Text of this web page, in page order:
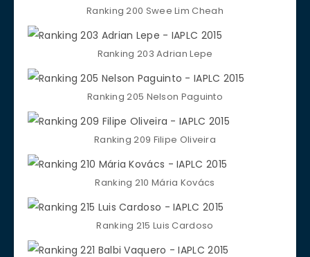
Ranking 200 Swee Lim Cheah
Ranking 203 Adrian Lepe
Ranking 205 Nelson Paguinto
Ranking 209 Filipe Oliveira
Ranking 210 Mária Kovács
Ranking 215 Luis Cardoso